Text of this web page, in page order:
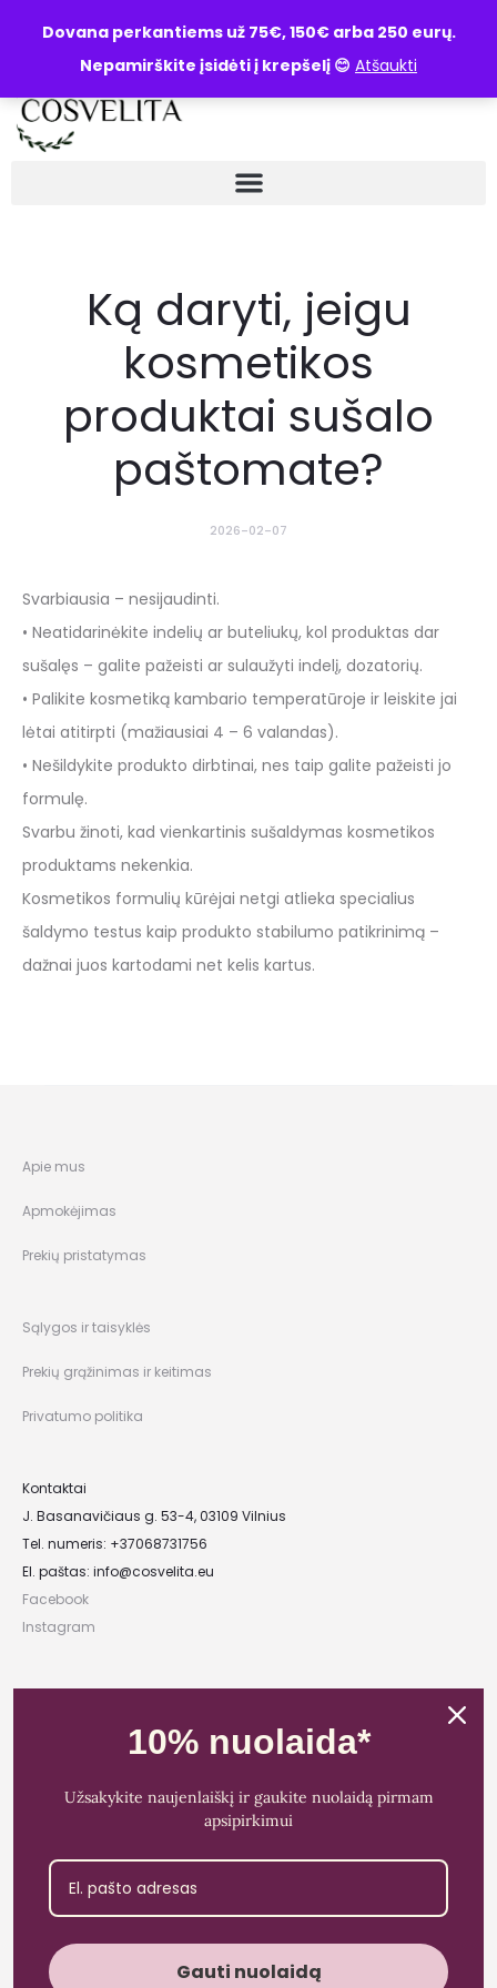
Dovana perkantiems už 75€, 150€ arba 250 eurų.
Nepamirškite įsidėti į krepšelį 😊 Atšaukti
UŽKLAUSA
Ką daryti, jeigu
kosmetikos
produktai sušalo
paštomate?
2026-02-07
Svarbiausia – nesijaudinti.
• Neatidarinėkite indelių ar buteliukų, kol produktas dar
sušalęs – galite pažeisti ar sulaužyti indelį, dozatorių.
• Palikite kosmetiką kambario temperatūroje ir leiskite jai
lėtai atitirpti (mažiausiai 4 – 6 valandas).
• Nešildykite produkto dirbtinai, nes taip galite pažeisti jo
formulę.
Svarbu žinoti, kad vienkartinis sušaldymas kosmetikos
produktams nekenkia.
Kosmetikos formulių kūrėjai netgi atlieka specialius
šaldymo testus kaip produkto stabilumo patikrinimą –
dažnai juos kartodami net kelis kartus.
Apie mus
Apmokėjimas
Prekių pristatymas
Sąlygos ir taisyklės
Prekių grąžinimas ir keitimas
Privatumo politika
Kontaktai
J. Basanavičiaus g. 53-4, 03109 Vilnius
Tel. numeris: +37068731756
El. paštas: info@cosvelita.eu
Facebook
Instagram
Įmonės kodas: 303481944
PVM mokėtojo kodas: LT100011828014
Bankas: Paysera LT
Cosvelita© 2021 - 2026
10% nuolaida*
Užsakykite naujenlaiškį ir gaukite nuolaidą pirmam
apsipirkimui
Gauti nuolaidą